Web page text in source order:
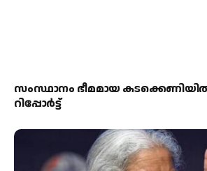
സംസ്ഥാനം ഭീമമായ
റിപ്പോർട്ട്